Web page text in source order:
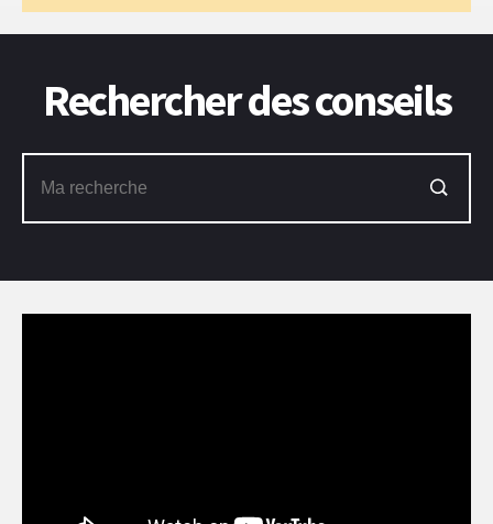
Rechercher des conseils